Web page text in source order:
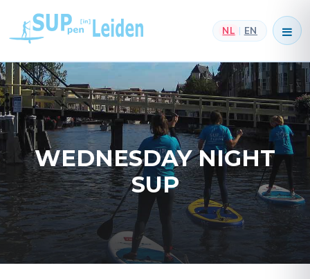
NL | EN
WEDNESDAY NIGHT
SUP